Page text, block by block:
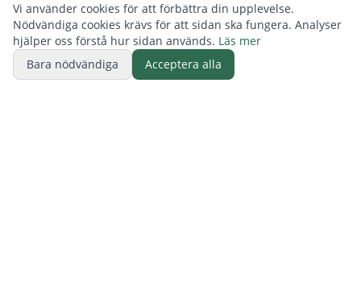
Vi använder cookies för att förbättra din upplevelse.
Nödvändiga cookies krävs för att sidan ska fungera. Analyser
hjälper oss förstå hur sidan används. Läs mer
Bara nödvändiga
Acceptera alla